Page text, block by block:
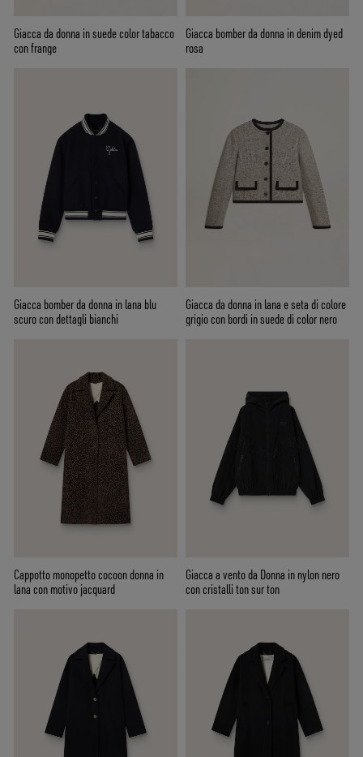
Giacca da donna in suede color tabacco
con frange
Giacca bomber da donna in denim dyed
rosa
Giacca bomber da donna in lana blu
scuro con dettagli bianchi
Giacca da donna in lana e seta di colore
grigio con bordi in suede di color nero
Cappotto monopetto cocoon donna in
lana con motivo jacquard
Giacca a vento da Donna in nylon nero
con cristalli ton sur ton